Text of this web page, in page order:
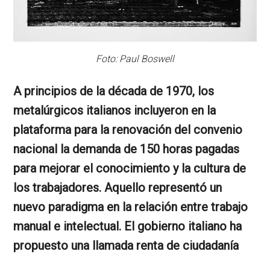
Foto: Paul Boswell
A principios de la década de 1970, los
metalúrgicos italianos incluyeron en la
plataforma para la renovación del convenio
nacional la demanda de 150 horas pagadas
para mejorar el conocimiento y la cultura de
los trabajadores. Aquello representó un
nuevo paradigma en la relación entre trabajo
manual e intelectual. El gobierno italiano ha
propuesto una llamada renta de ciudadanía